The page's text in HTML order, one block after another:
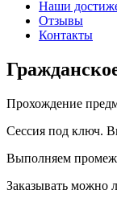
Наши
Отзывы
Контакты
Прохождение
Сессия под ключ.
Выполняем
Заказывать можно